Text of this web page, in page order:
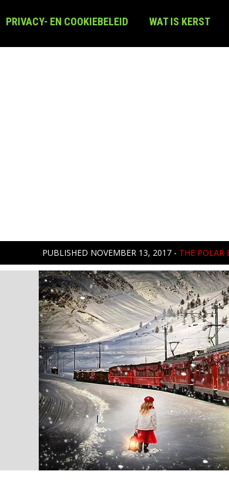
PRIVACY- EN COOKIEBELEID WAT IS KERST
PUBLISHED NOVEMBER 13, 2017- THE POLAR